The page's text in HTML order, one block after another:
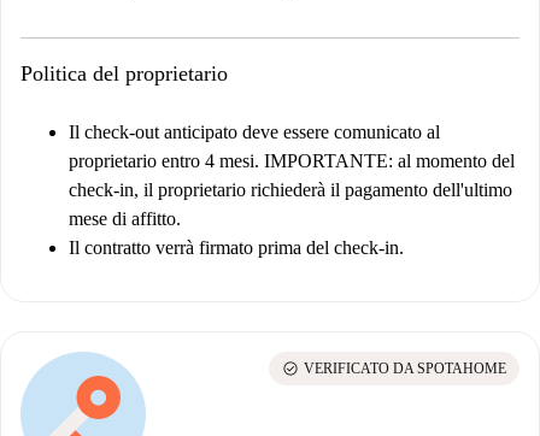
Politica del proprietario
Il check-out anticipato deve essere comunicato al
proprietario entro 4 mesi. IMPORTANTE: al momento del
check-in, il proprietario richiederà il pagamento dell'ultimo
mese di affitto.
Il contratto verrà firmato prima del check-in.
check_circle VERIFICATO DA SPOTAHOME